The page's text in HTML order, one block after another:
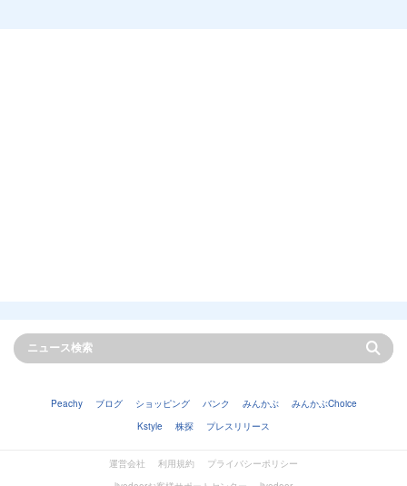
Peachy ブログ ショッピング バンク みんかぶ
みんかぶChoice
Kstyle
株探 プレスリリース
運営会社 利用規約
プライバシーポリシー